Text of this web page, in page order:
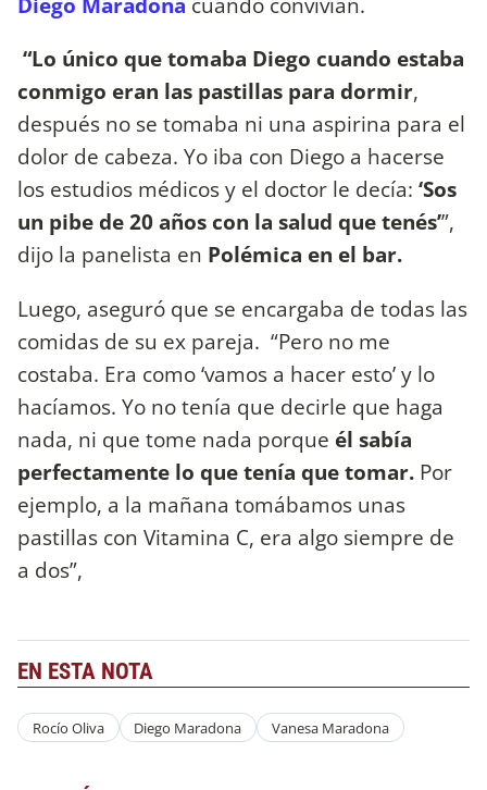
“Lo único que tomaba Diego cuando estaba
conmigo eran las pastillas para dormir,
después no se tomaba ni una aspirina para el
dolor de cabeza. Yo iba con Diego a hacerse
los estudios médicos y el doctor le decía: ‘Sos
un pibe de 20 años con la salud que tenés’”,
dijo la panelista en Polémica en el bar.
Luego, aseguró que se encargaba de todas las
comidas de su ex pareja. “Pero no me
costaba. Era como ‘vamos a hacer esto’ y lo
hacíamos. Yo no tenía que decirle que haga
nada, ni que tome nada porque él sabía
perfectamente lo que tenía que tomar. Por
ejemplo, a la mañana tomábamos unas
pastillas con Vitamina C, era algo siempre de
a dos”,
EN ESTA NOTA
Rocío Oliva Diego Maradona Vanesa Maradona